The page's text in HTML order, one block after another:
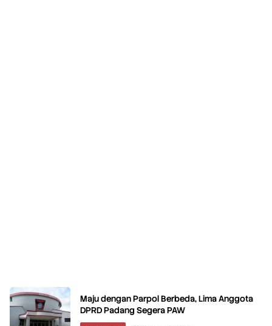
Maju dengan Parpol Berbeda, Lima Anggota
DPRD Padang Segera PAW